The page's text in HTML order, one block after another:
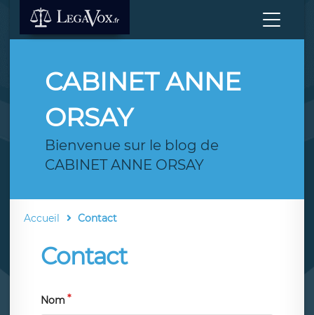
CABINET ANNE
ORSAY
Bienvenue sur le blog de
CABINET ANNE ORSAY
Accueil Contact
Contact
Nom